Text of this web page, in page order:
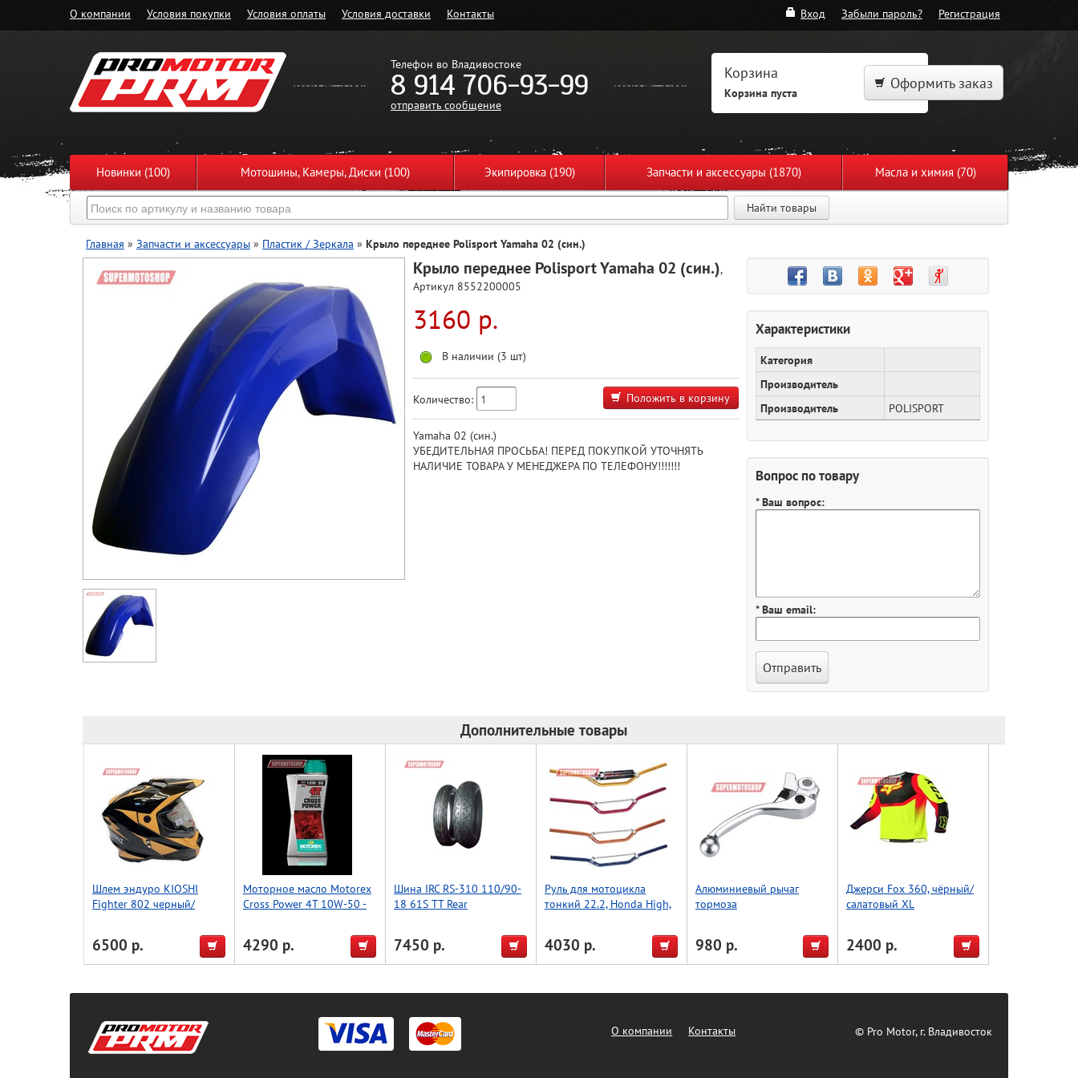
О компании Условия покупки Условия оплаты Условия доставки Контакты Вход Забыли пароль? Регистрация
Телефон во Владивостоке
8 914 706-93-99
отправить сообщение
Корзина
Корзина пуста
Оформить заказ
Новинки (100) Мотошины, Камеры, Диски (100) Экипировка (190) Запчасти и аксессуары (1870) Масла и химия (70)
Найти товары
Главная » Запчасти и аксессуары » Пластик / Зеркала » Крыло переднее Polisport Yamaha 02 (син.)
Крыло переднее Polisport Yamaha 02 (син.),
Артикул 8552200005
3160 р.
В наличии (3 шт)
Количество: Положить в корзину
Yamaha 02 (син.)
УБЕДИТЕЛЬНАЯ ПРОСЬБА! ПЕРЕД ПОКУПКОЙ УТОЧНЯТЬ
НАЛИЧИЕ ТОВАРА У МЕНЕДЖЕРА ПО ТЕЛЕФОНУ!!!!!!!
Характеристики
Категория
Производитель
Производитель
POLISPORT
Вопрос по товару
* Ваш вопрос:
* Ваш email:
Дополнительные товары
Шлем эндуро KIOSHI
Fighter 802 черный/
6500 р.
Моторное масло Motorex
Cross Power 4T 10W-50 -
4290 р.
Шина IRC RS-310 110/90-
18 61S TT Rear
7450 р.
Руль для мотоцикла
тонкий 22.2, Honda High,
4030 р.
Алюминиевый рычаг
тормоза
980 р.
Джерси Fox 360, чёрный/
салатовый XL
2400 р.
О компании Контакты © Pro Motor, г. Владивосток